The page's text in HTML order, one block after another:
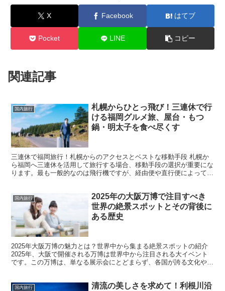
X Facebook はてブ
Pocket LINE コピー
関連記事
国内旅行
札幌からひとっ飛び！三連休で行
ける福岡グルメ旅、屋台・もつ
鍋・明太子を食べ尽くす
三連休で福岡旅行！札幌からのアクセスとベストな移動手段 札幌か
ら福岡へ三連休を活用して旅行する場合、移動手段の選択が重要にな
ります。最も一般的なのは飛行機ですが、経由便や直行便によって利
国内旅行
2025年の大阪万博で注目すべき
世界の絶景スポットとその背後に
ある歴史
2025年大阪万博の魅力とは？世界中から集まる絶景スポットの紹介
2025年、大阪で開催される万博は世界中から注目される大イベント
です。この万博は、単なる展示会にとどまらず、各国が誇る文化や技
国内旅行
清流の美しさを求めて！利根川沿